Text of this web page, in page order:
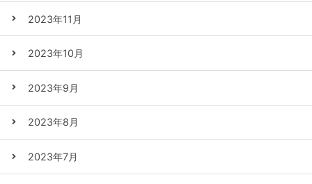
2023年11月
2023年10月
2023年9月
2023年8月
2023年7月